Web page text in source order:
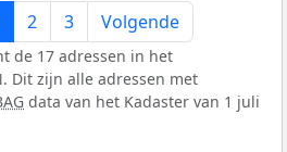
2 3 Volgende
de 17 adressen in het
Dit zijn alle adressen met
data van het Kadaster van 1 juli